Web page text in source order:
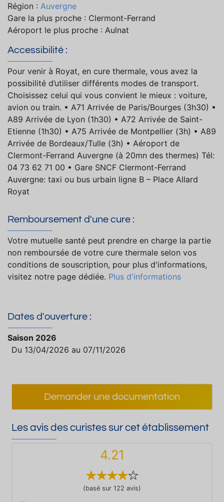
Région : Auvergne
Gare la plus proche : Clermont-Ferrand
Aéroport le plus proche : Aulnat
Accessibilité :
Pour venir à Royat, en cure thermale, vous avez la
possibilité d’utiliser différents modes de transport.
Choisissez celui qui vous convient le mieux : voiture,
avion ou train. • A71 Arrivée de Paris/Bourges (3h30) •
A89 Arrivée de Lyon (1h30) • A72 Arrivée de Saint-
Etienne (1h30) • A75 Arrivée de Montpellier (3h) • A89
Arrivée de Bordeaux/Tulle (3h) • Aéroport de
Clermont-Ferrand Auvergne (à 20mn des thermes) Tél:
04 73 62 71 00 • Gare SNCF Clermont-Ferrand
Auvergne: taxi ou bus urbain ligne B – Place Allard
Royat
Remboursement d'une cure :
Votre mutuelle santé peut prendre en charge la partie
non remboursée de votre cure thermale selon vos
conditions de souscription, pour plus d'informations,
visitez notre page dédiée. Plus d'informations
Dates d'ouverture :
Saison 2026
Du 13/04/2026 au 07/11/2026
Demander une documentation
Les avis des curistes sur cet établissement
4.21
(basé sur 122 avis)